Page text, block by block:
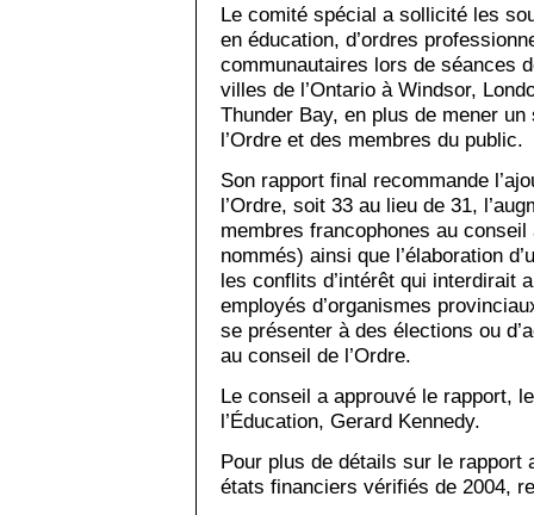
Le comité spécial a sollicité les
en éducation, d’ordres
communautaires lors de séances
villes de l’Ontario à Windsor,
Thunder Bay, en plus de mener
l’Ordre et des membres du public.
Son rapport final recommande
l’Ordre, soit 33 au lieu de 31,
membres francophones au
nommés) ainsi que l’élaboration
les conflits d’intérêt qui interdirait
employés d’organismes
se présenter à des élections ou
au conseil de l’Ordre.
Le conseil a approuvé le rapport,
l’Éducation, Gerard Kennedy.
Pour plus de détails sur le rapport
états financiers vérifiés de 2004,